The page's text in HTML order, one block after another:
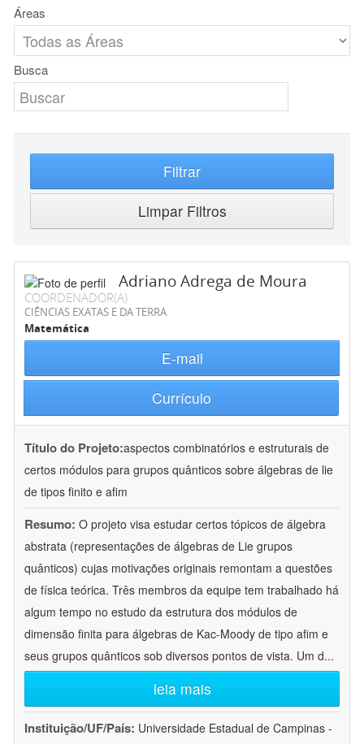
Áreas
Busca
Filtrar
Limpar Filtros
Adriano Adrega de Moura
COORDENADOR(A)
CIÊNCIAS EXATAS E DA TERRA
Matemática
E-mail
Currículo
Título do Projeto:aspectos combinatórios e estruturais de
certos módulos para grupos quânticos sobre álgebras de lie
de tipos finito e afim
Resumo: O projeto visa estudar certos tópicos de álgebra
abstrata (representações de álgebras de Lie grupos
quânticos) cujas motivações originais remontam a questões
de física teórica. Três membros da equipe tem trabalhado há
algum tempo no estudo da estrutura dos módulos de
dimensão finita para álgebras de Kac-Moody de tipo afim e
seus grupos quânticos sob diversos pontos de vista. Um d...
leia mais
Instituição/UF/País: Universidade Estadual de Campinas -